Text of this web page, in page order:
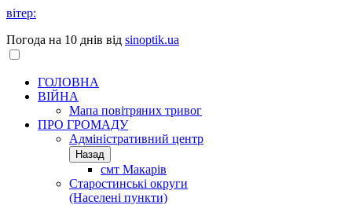
вітер:
Погода на 10 днів від sinoptik.ua
ГОЛОВНА
ВІЙНА
Мапа повітряних тривог
ПРО ГРОМАДУ
Aдміністративний центр
Назад
смт Макарів
Старостинські округи
(Населені пункти)